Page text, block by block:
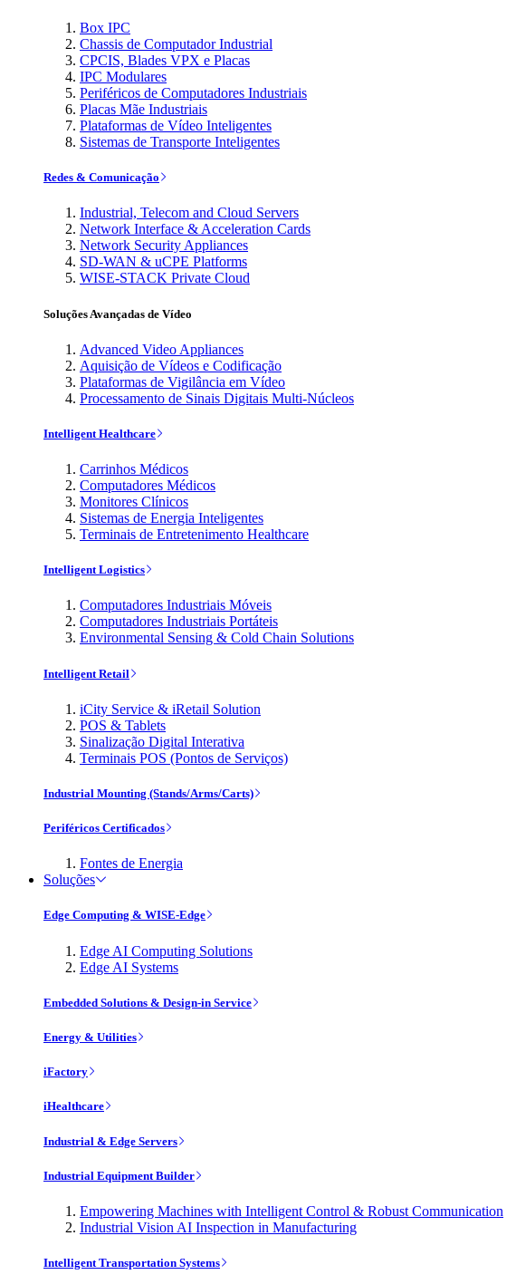
Box IPC
Chassis de Computador Industrial
CPCIS, Blades VPX e Placas
IPC Modulares
Periféricos de Computadores Industriais
Placas Mãe Industriais
Plataformas de Vídeo Inteligentes
Sistemas de Transporte Inteligentes
Redes & Comunicação
Industrial, Telecom and Cloud Servers
Network Interface & Acceleration Cards
Network Security Appliances
SD-WAN & uCPE Platforms
WISE-STACK Private Cloud
Soluções Avançadas de Vídeo
Advanced Video Appliances
Aquisição de Vídeos e Codificação
Plataformas de Vigilância em Vídeo
Processamento de Sinais Digitais Multi-Núcleos
Intelligent Healthcare
Carrinhos Médicos
Computadores Médicos
Monitores Clínicos
Sistemas de Energia Inteligentes
Terminais de Entretenimento Healthcare
Intelligent Logistics
Computadores Industriais Móveis
Computadores Industriais Portáteis
Environmental Sensing & Cold Chain Solutions
Intelligent Retail
iCity Service & iRetail Solution
POS & Tablets
Sinalização Digital Interativa
Terminais POS (Pontos de Serviços)
Industrial Mounting (Stands/Arms/Carts)
Periféricos Certificados
Fontes de Energia
Soluções
Edge Computing & WISE-Edge
Edge AI Computing Solutions
Edge AI Systems
Embedded Solutions & Design-in Service
Energy & Utilities
iFactory
iHealthcare
Industrial & Edge Servers
Industrial Equipment Builder
Empowering Machines with Intelligent Control & Robust Communication
Industrial Vision AI Inspection in Manufacturing
Intelligent Transportation Systems